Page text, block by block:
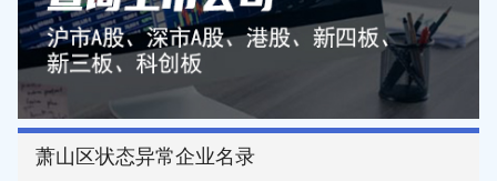
萧山区状态异常企业名录